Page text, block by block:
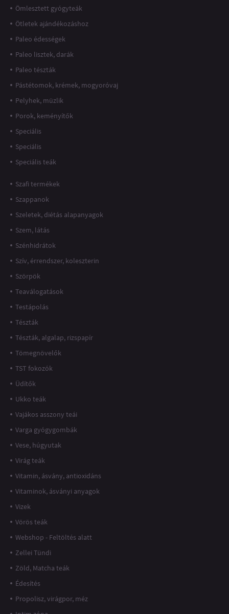
Ömlesztett gyógyteák
Ötletek ajándékozáshoz
Paleo édességek
Paleo lisztek, darák
Paleo tészták
Pástétomok, krémek, mogyoróvaj
Pelyhek, müzlik
Porok, keményítők
Speciális
Speciális
Speciális teák
Szafi termékek
Szappanok
Szeletek, diétás alapanyagok
Szem, látás
Szénhidrátok
Szív, érrendszer, koleszterin
Szörpök
Teaválogatások
Testápolás
Tészták
Tészták, algalap, rizspapír
Tömegnövelők
TST fokozók
Üdítők
Ukko teák
Vajákos asszony teái
Varga gyógygombák
Vese, húgyutak
Virág teák
Vitamin, ásvány, antioxidáns
Vitaminok, ásványi anyagok
Vizek
Vörös teák
Webshop - Feltöltés alatt
Zellei Tündi
Zöld, Matcha teák
Édesítés
Propolisz, virágpor, méz